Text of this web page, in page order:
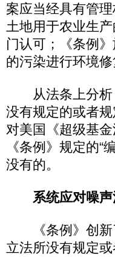
案应当经具有管
土地用于农业生
门认可；《条例
的污染进行环境
从法条上分析
没有规定的或者
对美国《超级基
《条例》规定的
没有的。
系统应对噪
《条例》创新
立法所没有规定